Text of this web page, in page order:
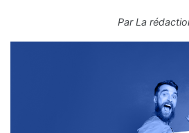
ParLa